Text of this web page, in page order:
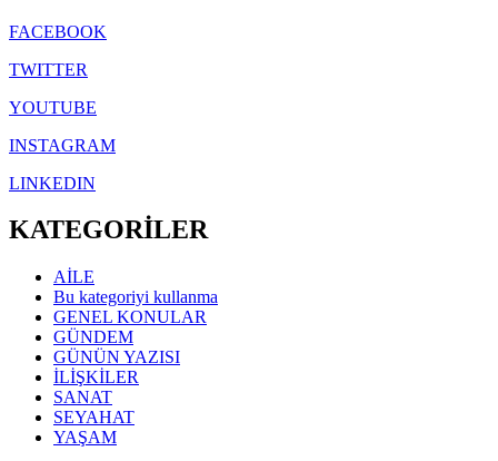
FACEBOOK
TWITTER
YOUTUBE
INSTAGRAM
LINKEDIN
KATEGORİLER
AİLE
Bu kategoriyi kullanma
GENEL KONULAR
GÜNDEM
GÜNÜN YAZISI
İLİŞKİLER
SANAT
SEYAHAT
YAŞAM